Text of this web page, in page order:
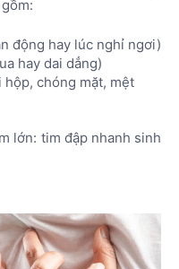
động hay lúc nghỉ ngơi)
hay dai dẳng)
chóng mặt, mệt
lớn: tim đập nhanh sinh